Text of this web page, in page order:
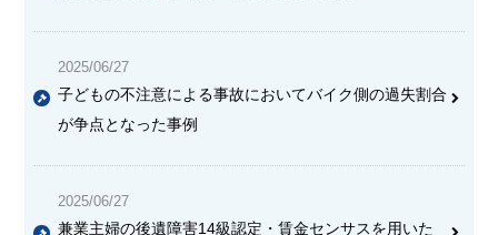
2025/06/27
子どもの不注意による事故においてバイク側の過失割合
が争点となった事例
2025/06/27
兼業主婦の後遺障害14級認定・賃金センサスを用いた